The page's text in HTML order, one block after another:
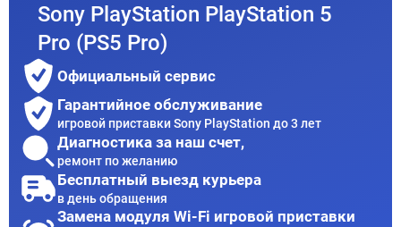
Sony PlayStation PlayStation 5
Pro (PS5 Pro)
Официальный сервис
Гарантийное обслуживание
игровой приставки Sony PlayStation до 3 лет
Диагностика за наш счет,
ремонт по желанию
Бесплатный выезд курьера
в день обращения
Замена модуля Wi-Fi игровой приставки